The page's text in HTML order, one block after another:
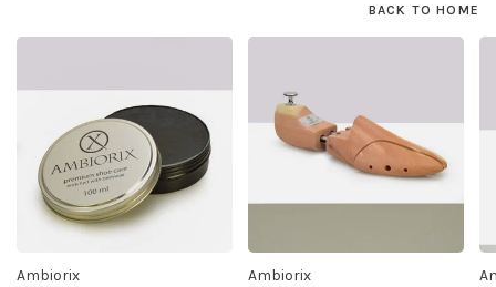
BACK TO HOME
Ambiorix Ambiorix